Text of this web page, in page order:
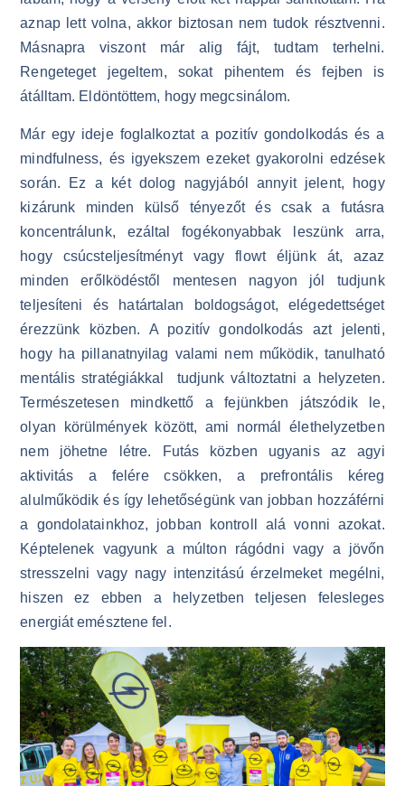
aznap lett volna, akkor biztosan nem tudok résztvenni.
Másnapra viszont már alig fájt, tudtam terhelni.
Rengeteget jegeltem, sokat pihentem és fejben is
átálltam. Eldöntöttem, hogy megcsinálom.
Már egy ideje foglalkoztat a pozitív gondolkodás és a
mindfulness, és igyekszem ezeket gyakorolni edzések
során. Ez a két dolog nagyjából annyit jelent, hogy
kizárunk minden külső tényezőt és csak a futásra
koncentrálunk, ezáltal fogékonyabbak leszünk arra,
hogy csúcsteljesítményt vagy flowt éljünk át, azaz
minden erőlködéstől mentesen nagyon jól tudjunk
teljesíteni és határtalan boldogságot, elégedettséget
érezzünk közben. A pozitív gondolkodás azt jelenti,
hogy ha pillanatnyilag valami nem működik, tanulható
mentális stratégiákkal tudjunk változtatni a helyzeten.
Természetesen mindkettő a fejünkben játszódik le,
olyan körülmények között, ami normál élethelyzetben
nem jöhetne létre. Futás közben ugyanis az agyi
aktivitás a felére csökken, a prefrontális kéreg
alulműködik és így lehetőségünk van jobban hozzáférni
a gondolatainkhoz, jobban kontroll alá vonni azokat.
Képtelenek vagyunk a múlton rágódni vagy a jövőn
stresszelni vagy nagy intenzitású érzelmeket megélni,
hiszen ez ebben a helyzetben teljesen felesleges
energiát emésztene fel.